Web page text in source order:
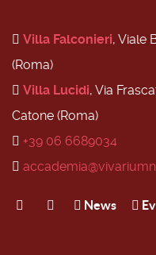
Villa Falconieri, Viale
(Roma)
Villa Lucidi, Via
Catone (Roma)
+39 06 6689034
News